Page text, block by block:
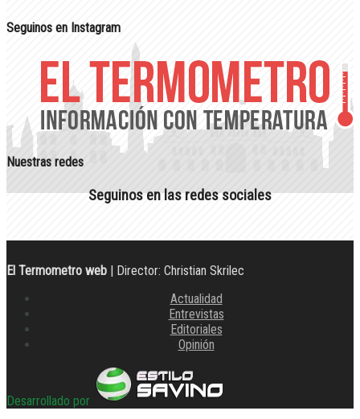
Seguinos en Instagram
Nuestras redes
Seguinos en las redes sociales
El Termometro web | Director: Christian Skrilec
Actualidad
Entrevistas
Editoriales
Opinión
Desarrollado por